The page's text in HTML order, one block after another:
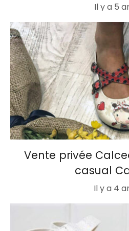
Il y a 5
Vente privée
casual
Il y a 4